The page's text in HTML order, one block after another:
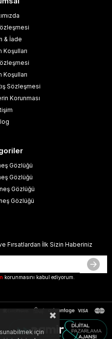
& İade
Koşulları
Koşulları
Sözleşmesi
Korunması
Gözlüğü
Gözlüğü
Gözlüğü
Gözlüğü
Fırsatlardan İlk Sizin Haberiniz
korunmasını kabul ediyorum.
için